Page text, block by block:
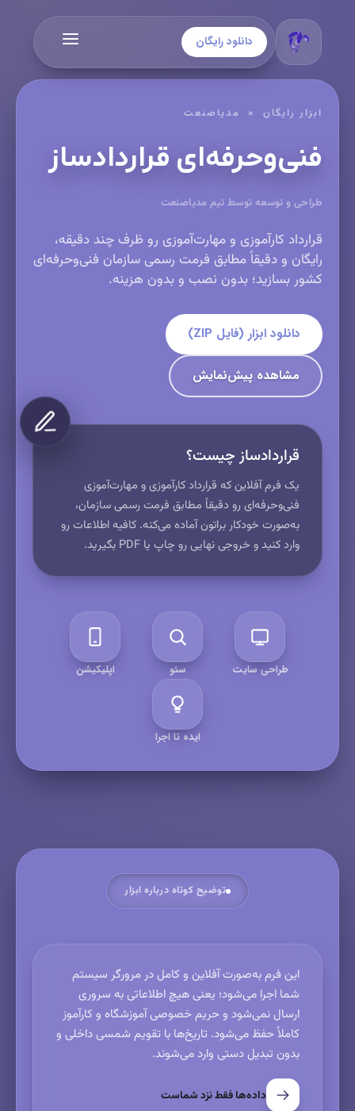
دانلود رایگان
ابزار رایگان × مدیاصنعت
فنی‌وحرفه‌ای قراردادساز
طراحی و توسعه توسط تیم مدیاصنعت
قرارداد کارآموزی و مهارت‌آموزی رو ظرف چند دقیقه،
رایگان و دقیقاً مطابق فرمت رسمی سازمان فنی‌وحرفه‌ای
کشور بسازید؛ بدون نصب و بدون هزینه.
دانلود ابزار (فایل ZIP)
مشاهده پیش‌نمایش
قرارداد‌ساز چیست؟
یک فرم آفلاین که قرارداد کارآموزی و مهارت‌آموزی
فنی‌وحرفه‌ای رو دقیقاً مطابق فرمت رسمی سازمان،
به‌صورت خودکار براتون آماده می‌کنه. کافیه اطلاعات رو
وارد کنید و خروجی نهایی رو چاپ یا PDF بگیرید.
طراحی سایت سئو اپلیکیشن
ایده تا اجرا
توضیح کوتاه درباره ابزار
این فرم به‌صورت آفلاین و کامل در مرورگر سیستم
شما اجرا می‌شود؛ یعنی هیچ اطلاعاتی به سروری
ارسال نمی‌شود و حریم خصوصی آموزشگاه و کارآموز
کاملاً حفظ می‌شود. تاریخ‌ها با تقویم شمسی داخلی و
بدون تبدیل دستی وارد می‌شوند.
داده‌ها فقط نزد شماست